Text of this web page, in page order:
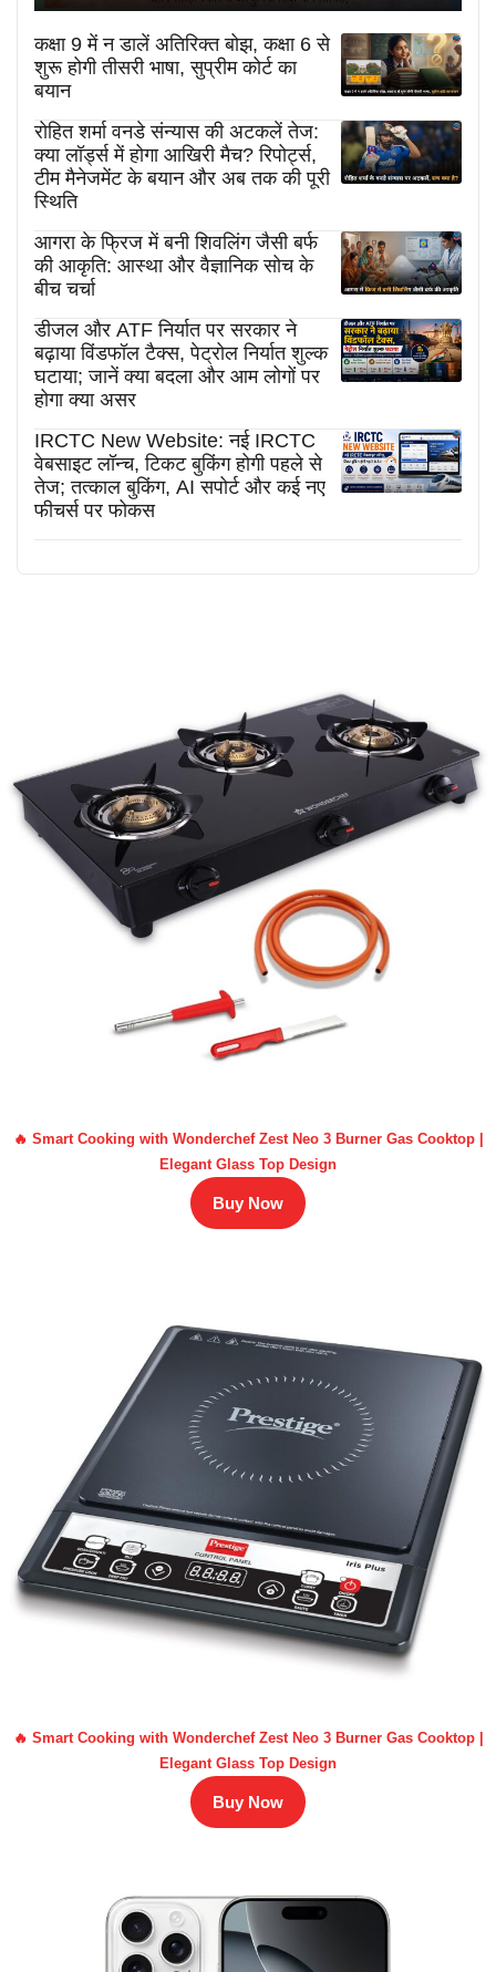
कक्षा 9 में न डालें अतिरिक्त बोझ, कक्षा 6 से
शुरू होगी तीसरी भाषा, सुप्रीम कोर्ट का
बयान
रोहित शर्मा वनडे संन्यास की अटकलें तेज:
क्या लॉर्ड्स में होगा आखिरी मैच? रिपोर्ट्स,
टीम मैनेजमेंट के बयान और अब तक की पूरी
स्थिति
आगरा के फ्रिज में बनी शिवलिंग जैसी बर्फ
की आकृति: आस्था और वैज्ञानिक सोच के
बीच चर्चा
डीजल और ATF निर्यात पर सरकार ने
बढ़ाया विंडफॉल टैक्स, पेट्रोल निर्यात शुल्क
घटाया; जानें क्या बदला और आम लोगों पर
होगा क्या असर
IRCTC New Website: नई IRCTC
वेबसाइट लॉन्च, टिकट बुकिंग होगी पहले से
तेज; तत्काल बुकिंग, AI सपोर्ट और कई नए
फीचर्स पर फोकस
🔥 Smart Cooking with Wonderchef Zest Neo 3 Burner Gas Cooktop |
Elegant Glass Top Design
Buy Now
🔥 Smart Cooking with Wonderchef Zest Neo 3 Burner Gas Cooktop |
Elegant Glass Top Design
Buy Now